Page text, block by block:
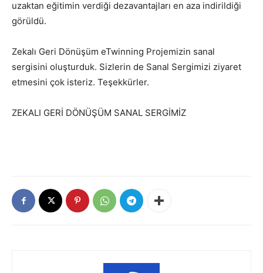
uzaktan eğitimin verdiği dezavantajları en aza indirildiği
görüldü.
Zekalı Geri Dönüşüm eTwinning Projemizin sanal
sergisini oluşturduk. Sizlerin de Sanal Sergimizi ziyaret
etmesini çok isteriz. Teşekkürler.
ZEKALI GERİ DÖNÜŞÜM SANAL SERGİMİZ